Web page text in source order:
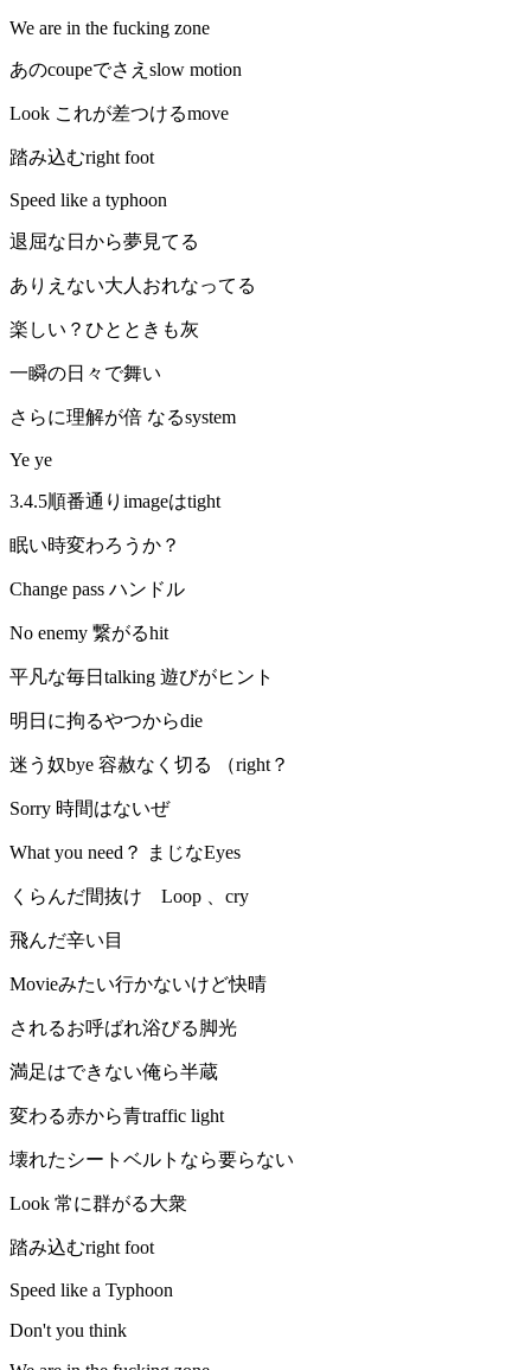
We are in the fucking zone
あのcoupeでさえslow motion
Look これが差つけるmove
踏み込むright foot
Speed like a typhoon
退屈な日から夢見てる
ありえない大人おれなってる
楽しい？ひとときも灰
一瞬の日々で舞い
さらに理解が倍 なるsystem
Ye ye
3.4.5順番通りimageはtight
眠い時変わろうか？
Change pass ハンドル
No enemy 繋がるhit
平凡な毎日talking 遊びがヒント
明日に拘るやつからdie
迷う奴bye 容赦なく切る （right？
Sorry 時間はないぜ
What you need？ まじなEyes
くらんだ間抜け Loop 、cry
飛んだ辛い目
Movieみたい行かないけど快晴
されるお呼ばれ浴びる脚光
満足はできない俺ら半蔵
変わる赤から青traffic light
壊れたシートベルトなら要らない
Look 常に群がる大衆
踏み込むright foot
Speed like a Typhoon
Don't you think